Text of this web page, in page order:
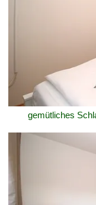
gemütliches